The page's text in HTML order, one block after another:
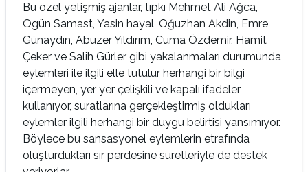
Bu özel yetişmiş ajanlar, tıpkı Mehmet Ali Ağca,
Ogün Samast, Yasin hayal, Oğuzhan Akdin, Emre
Günaydın, Abuzer Yıldırım, Cuma Özdemir, Hamit
Çeker ve Salih Gürler gibi yakalanmaları durumunda
eylemleri ile ilgili elle tutulur herhangi bir bilgi
içermeyen, yer yer çelişkili ve kapalı ifadeler
kullanıyor, suratlarına gerçekleştirmiş oldukları
eylemler ilgili herhangi bir duygu belirtisi yansımıyor.
Böylece bu sansasyonel eylemlerin etrafında
oluşturdukları sır perdesine suretleriyle de destek